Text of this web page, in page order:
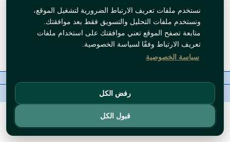
نستخدم ملفات تعريف الارتباط الضرورية لتشغيل الموقع،
ونستخدم ملفات التحليل والتسويق فقط بعد موافقتك.
متابعة تصفح الموقع تعني موافقتك على استخدام ملفات
تعريف الارتباط وفقًا لسياسة الخصوصية.
سياسة الخصوصية
رفض الكل
قبول الكل
متوفر حاليا
أضف للسلة
حقوق النشر©Tawfeer 2018-2026